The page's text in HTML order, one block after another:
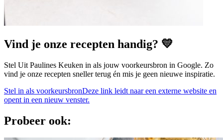
Vind je onze recepten handig? 💛
Stel Uit Paulines Keuken in als jouw voorkeursbron in Google. Zo
vind je onze recepten sneller terug én mis je geen nieuwe inspiratie.
Stel in als voorkeursbronDeze link leidt naar een externe website en
opent in een nieuw venster.
Probeer ook: